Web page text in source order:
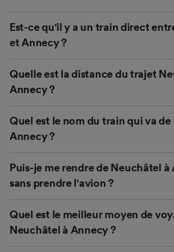
Est-ce qu'il y a un train direct
et Annecy ?
Quelle est la distance du trajet
Annecy ?
Quel est le nom du train qui va
Annecy ?
Puis-je me rendre de Neuchâtel à
sans prendre l'avion ?
Quel est le meilleur moyen de
Neuchâtel à Annecy ?